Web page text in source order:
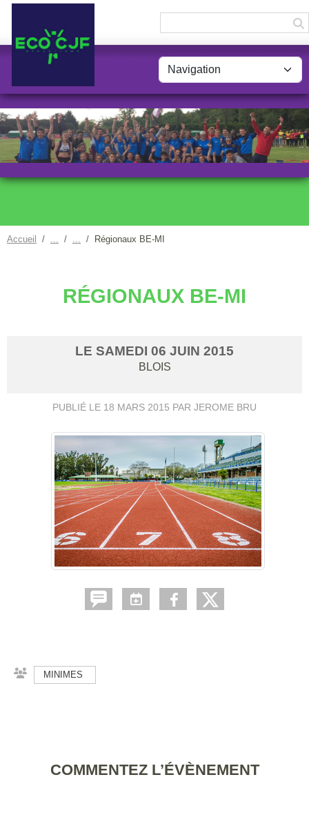
Accueil Régionaux BE-MI
RÉGIONAUX BE-MI
LE SAMEDI 06 JUIN 2015
BLOIS
PUBLIÉ LE 18 MARS 2015 PAR JEROME BRU
MINIMES
COMMENTEZ L’ÉVÈNEMENT